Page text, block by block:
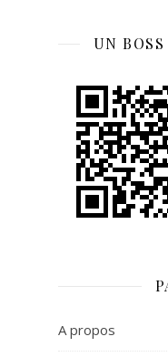
UN
A propos